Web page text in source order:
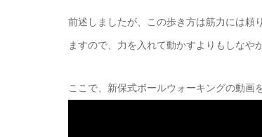
前述しましたが、この歩き方は筋力には頼
ますので、力を入れて動かすよりもしなや
ここで、新保式ボールウォーキングの動画